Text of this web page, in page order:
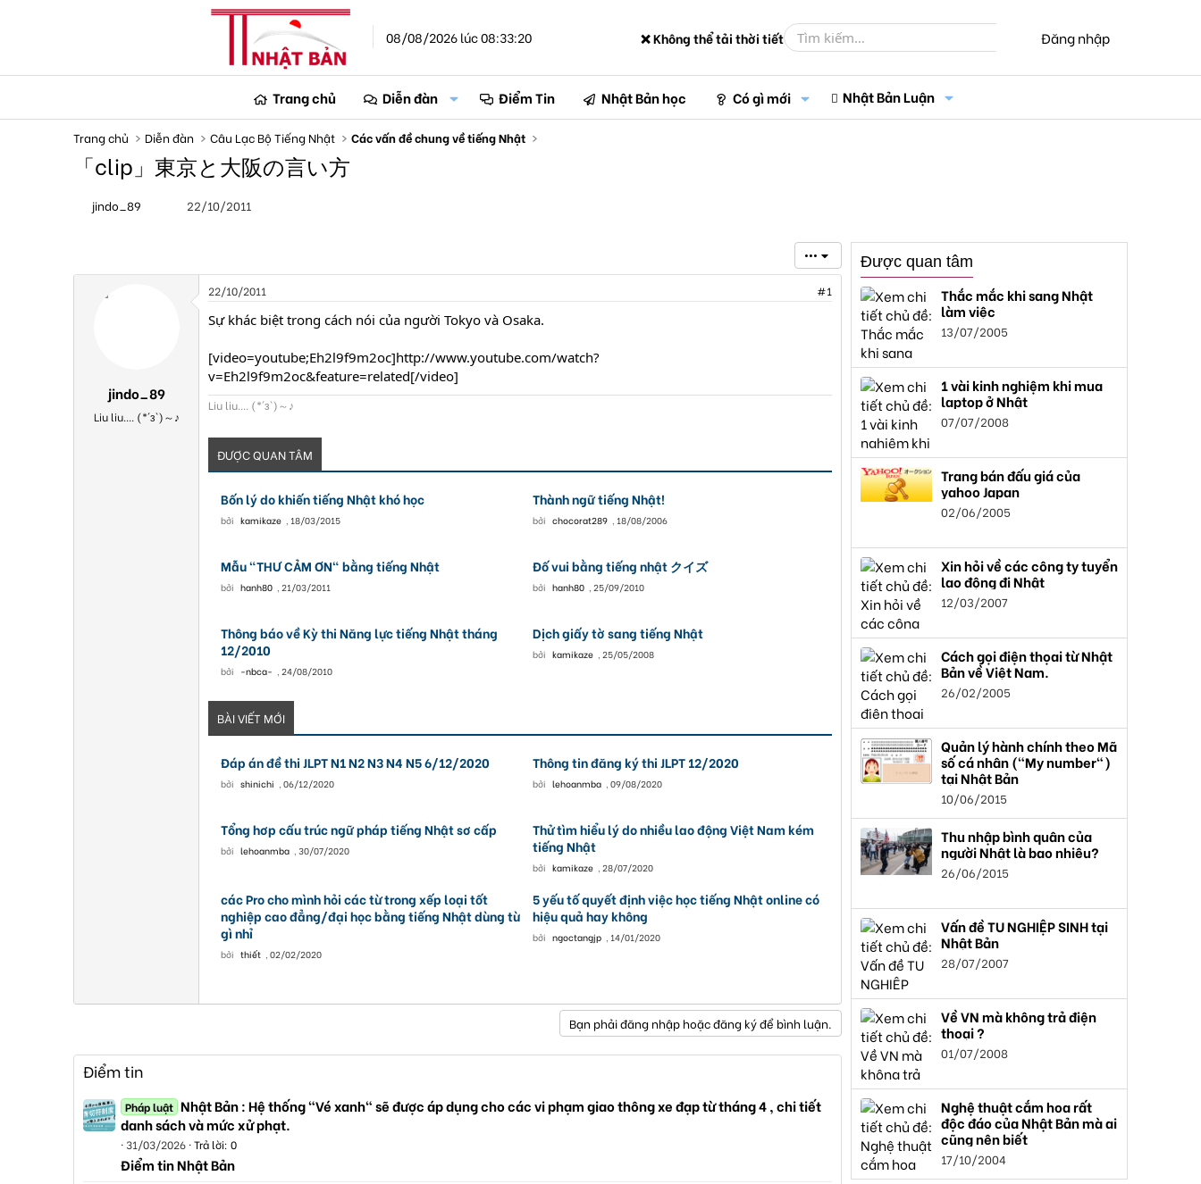
08/08/2026 lúc 08:33:20 ❌ Không thể tải thời tiết Đăng nhập
Trang chủ Diễn đàn Điểm Tin Nhật Bản học Có gì mới Nhật Bản Luận
Trang chủ Diễn đàn Câu Lạc Bộ Tiếng Nhật Các vấn đề chung về tiếng Nhật
「clip」東京と大阪の言い方
h
d
jindo_89
ử
22/10/2011
•••
jindo_89
Liu liu.... (*´з`)～♪
22/10/2011 #1
Sự khác biệt trong cách nói của người Tokyo và Osaka.
[video=youtube;Eh2l9f9m2oc]http://www.youtube.com/watch?
v=Eh2l9f9m2oc&feature=related[/video]
Liu liu.... (*´з`)～♪
ĐƯỢC QUAN TÂM
Bốn lý do khiến tiếng Nhật khó học
bởi kamikaze , 18/03/2015
Thành ngữ tiếng Nhật!
bởi chocorat289 , 18/08/2006
Mẫu "THƯ CẢM ƠN" bằng tiếng Nhật
bởi hanh80 , 21/03/2011
Đố vui bằng tiếng nhật クイズ
bởi hanh80 , 25/09/2010
Thông báo về Kỳ thi Năng lực tiếng Nhật tháng
12/2010
bởi -nbca- , 24/08/2010
Dịch giấy tờ sang tiếng Nhật
bởi kamikaze , 25/05/2008
BÀI VIẾT MỚI
Đáp án đề thi JLPT N1 N2 N3 N4 N5 6/12/2020
bởi shinichi , 06/12/2020
Thông tin đăng ký thi JLPT 12/2020
bởi lehoanmba , 09/08/2020
Tổng hơp cấu trúc ngữ pháp tiếng Nhật sơ cấp
bởi lehoanmba , 30/07/2020
Thử tìm hiểu lý do nhiều lao động Việt Nam kém
tiếng Nhật
bởi kamikaze , 28/07/2020
các Pro cho mình hỏi các từ trong xếp loại tốt
nghiệp cao đẳng/đại học bằng tiếng Nhật dùng từ
gì nhỉ
bởi thiết , 02/02/2020
5 yếu tố quyết định việc học tiếng Nhật online có
hiệu quả hay không
bởi ngoctangjp , 14/01/2020
Bạn phải đăng nhập hoặc đăng ký để bình luận.
Điểm tin
Pháp luật Nhật Bản : Hệ thống "Vé xanh" sẽ được áp dụng cho các vi phạm giao thông xe đạp từ tháng 4 , chi tiết
danh sách và mức xử phạt.
31/03/2026 Trả lời: 0
Điểm tin Nhật Bản
Được quan tâm
Thắc mắc khi sang Nhật
làm việc
13/07/2005
1 vài kinh nghiệm khi mua
laptop ở Nhật
07/07/2008
Trang bán đấu giá của
yahoo Japan
02/06/2005
Xin hỏi về các công ty tuyển
lao động đi Nhật
12/03/2007
Cách gọi điện thọai từ Nhật
Bản về Việt Nam.
26/02/2005
Quản lý hành chính theo Mã
số cá nhân ("My number")
tại Nhật Bản
10/06/2015
Thu nhập bình quân của
người Nhật là bao nhiêu?
26/06/2015
Vấn đề TU NGHIỆP SINH tại
Nhật Bản
28/07/2007
Về VN mà không trả điện
thoại ?
01/07/2008
Nghệ thuật cắm hoa rất
độc đáo của Nhật Bản mà ai
cũng nên biết
17/10/2004